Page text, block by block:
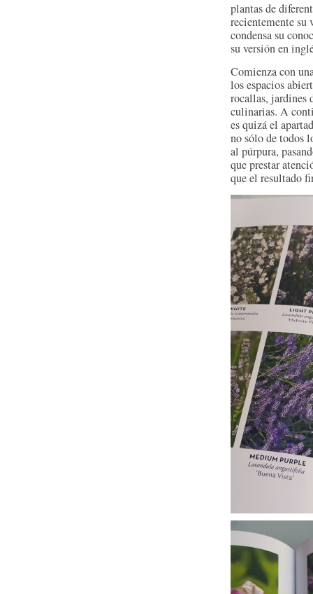
plantas de
recientemente su
condensa su
su versión en
Comienza con
los espacios
rocallas, jardines
culinarias. A
es quizá el
no sólo de todos
al púrpura,
que prestar
que el resultado